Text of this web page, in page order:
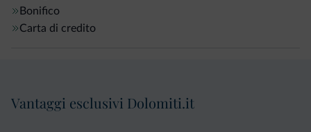
Bonifico
Carta di credito
Vantaggi esclusivi Dolomiti.it